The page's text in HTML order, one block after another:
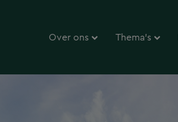
Over ons Thema’s